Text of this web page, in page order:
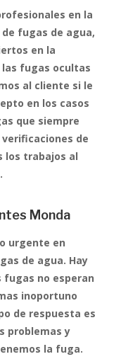
en la
fugas de agua,
en la
las fugas ocultas
al cliente si le
en los casos
que siempre
de
los trabajos al
Monda
urgente en
de agua. Hay
fugas no esperan
inoportuno
de respuesta es
problemas y
la fuga.